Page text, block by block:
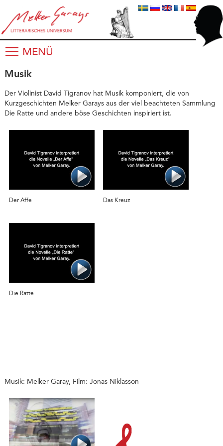
MENÜ
Musik
Der Violinist David Tigranov hat Musik komponiert, die von
Kurzgeschichten Melker Garays aus der viel beachteten Sammlung
Die Ratte und andere böse Geschichten inspiriert ist.
Der Affe Das Kreuz
Die Ratte
Musik: Melker Garay, Film: Jonas Niklasson